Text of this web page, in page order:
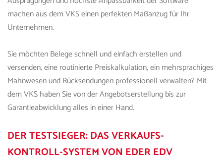
machen ausdem VKSeinen perfekten Maßanzug für Ihr
Unternehmen.
Sie möchten Belege schnell und einfach erstellen und
versenden, eine routinierte Preiskalkulation, ein mehrsprachiges
Mahnwesen und Rücksendungen professionell verwalten? Mit
dem VKShaben Sie von der Angebotserstellung bis zur
Garantieabwicklung alles in einer Hand.
DER TESTSIEGER:DAS VERKAUFS-
KONTROLL-SYSTEM VON EDER EDV